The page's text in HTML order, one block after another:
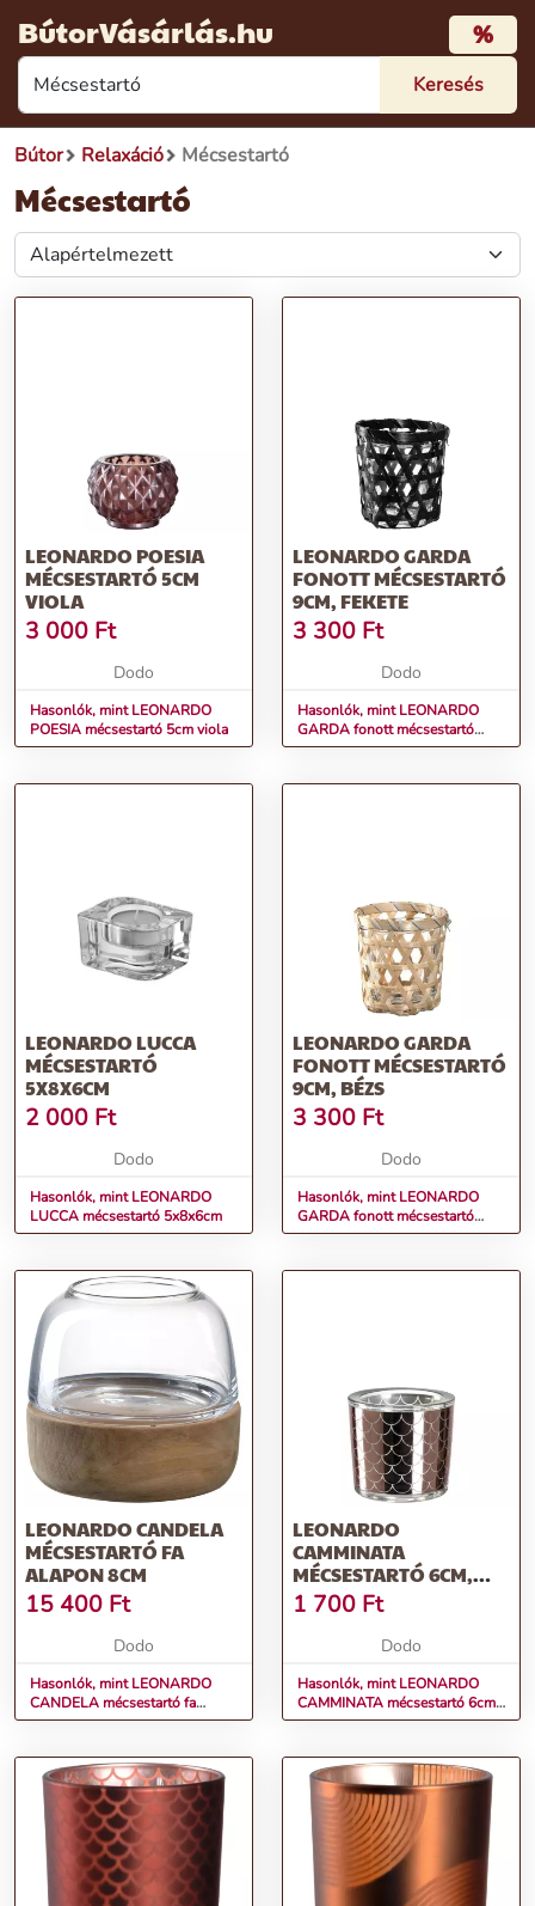
BútorVásárlás.hu %
Bútor Relaxáció Mécsestartó
Mécsestartó
LEONARDO POESIA
MÉCSESTARTÓ 5CM
VIOLA
3 000 Ft
Dodo
Hasonlók, mint LEONARDO
POESIA mécsestartó 5cm viola
LEONARDO GARDA
FONOTT MÉCSESTARTÓ
9CM, FEKETE
3 300 Ft
Dodo
Hasonlók, mint LEONARDO
GARDA fonott mécsestartó
9cm, fekete
LEONARDO LUCCA
MÉCSESTARTÓ
5X8X6CM
2 000 Ft
Dodo
Hasonlók, mint LEONARDO
LUCCA mécsestartó 5x8x6cm
LEONARDO GARDA
FONOTT MÉCSESTARTÓ
9CM, BÉZS
3 300 Ft
Dodo
Hasonlók, mint LEONARDO
GARDA fonott mécsestartó
9cm, bézs
LEONARDO CANDELA
MÉCSESTARTÓ FA
ALAPON 8CM
15 400 Ft
Dodo
Hasonlók, mint LEONARDO
CANDELA mécsestartó fa
alapon 8cm
LEONARDO
CAMMINATA
MÉCSESTARTÓ 6CM,
PIROS
1 700 Ft
Dodo
Hasonlók, mint LEONARDO
CAMMINATA mécsestartó 6cm,
piros